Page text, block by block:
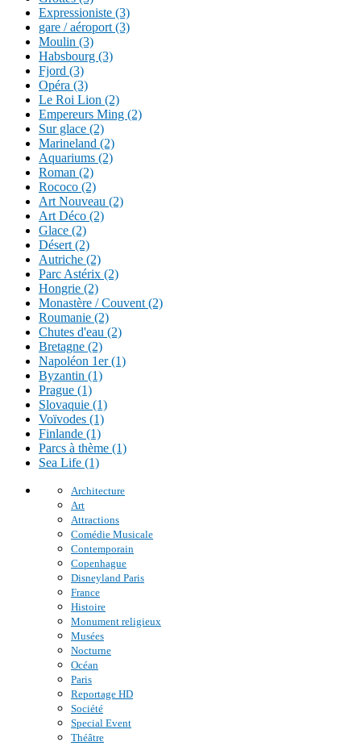
Expressioniste (3)
gare / aéroport (3)
Moulin (3)
Habsbourg (3)
Fjord (3)
Opéra (3)
Le Roi Lion (2)
Empereurs Ming (2)
Sur glace (2)
Marineland (2)
Aquariums (2)
Roman (2)
Rococo (2)
Art Nouveau (2)
Art Déco (2)
Glace (2)
Désert (2)
Autriche (2)
Parc Astérix (2)
Hongrie (2)
Monastère / Couvent (2)
Roumanie (2)
Chutes d'eau (2)
Bretagne (2)
Napoléon 1er (1)
Byzantin (1)
Prague (1)
Slovaquie (1)
Voïvodes (1)
Finlande (1)
Parcs à thème (1)
Sea Life (1)
Architecture
Art
Attractions
Comédie Musicale
Contemporain
Copenhague
Disneyland Paris
France
Histoire
Monument religieux
Musées
Nocturne
Océan
Paris
Reportage HD
Société
Special Event
Théâtre